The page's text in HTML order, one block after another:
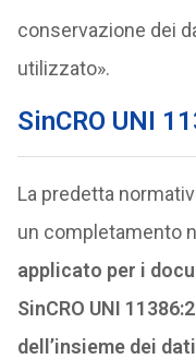
conservazione dei
utilizzato».
SinCRO UNI
La predetta
un completamento
applicato per i
SinCRO UNI
dell’insieme dei